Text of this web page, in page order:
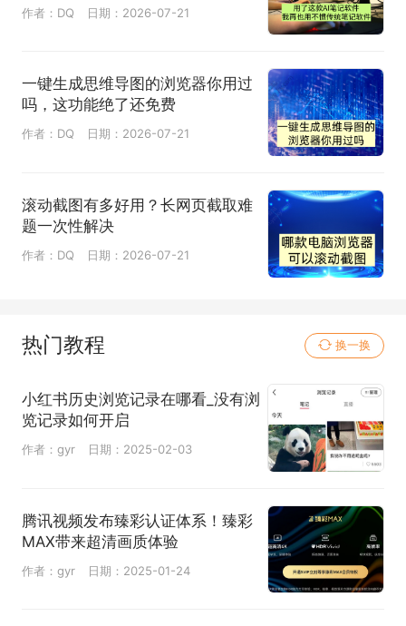
作者：DQ 日期：2026-07-21
一键生成思维导图的浏览器你用过
吗，这功能绝了还免费
作者：DQ 日期：2026-07-21
滚动截图有多好用？长网页截取难
题一次性解决
作者：DQ 日期：2026-07-21
热门教程 换一换
小红书历史浏览记录在哪看_没有浏
览记录如何开启
作者：gyr 日期：2025-02-03
腾讯视频发布臻彩认证体系！臻彩
MAX带来超清画质体验
作者：gyr 日期：2025-01-24